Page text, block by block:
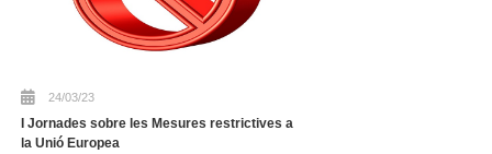
24/03/23
I Jornades sobre les Mesures restrictives a
la Unió Europea